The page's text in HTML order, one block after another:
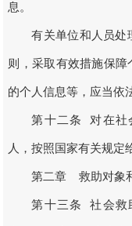
息。
有关单位和人员处
则，采取有效措施保
的个人信息等，应当依
第十二条 对在社
人，按照国家有关规定
第二章 救助对象
第十三条 社会救